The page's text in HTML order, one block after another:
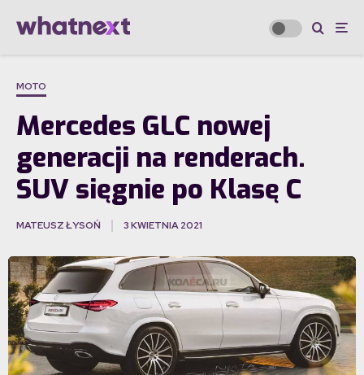
MOTO
Mercedes GLC nowej
generacji na renderach.
SUV sięgnie po Klasę C
MATEUSZ ŁYSOŃ 3 KWIETNIA 2021